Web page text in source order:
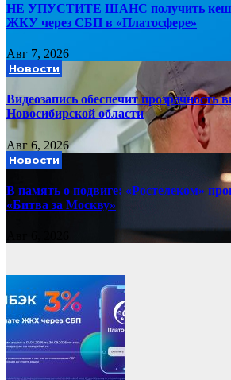
НЕ УПУСТИТЕ ШАНС получить
ЖКУ через СБП в «Платосфере»
Авг 7, 2026
Новости
Видеозапись обеспечит прозрачность
Новосибирской области
Авг 6, 2026
Новости
В память о подвиге: «Ростелеком»
«Битва за Москву»